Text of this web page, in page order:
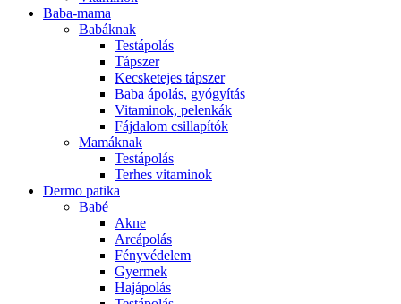
Baba-mama
Babáknak
Testápolás
Tápszer
Kecsketejes tápszer
Baba ápolás, gyógyítás
Vitaminok, pelenkák
Fájdalom csillapítók
Mamáknak
Testápolás
Terhes vitaminok
Dermo patika
Babé
Akne
Arcápolás
Fényvédelem
Gyermek
Hajápolás